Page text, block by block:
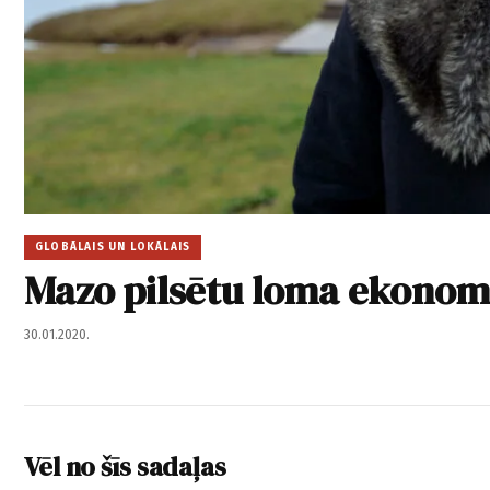
GLOBĀLAIS UN LOKĀLAIS
Mazo pilsētu loma
30.01.2020.
Vēl no šīs sadaļas